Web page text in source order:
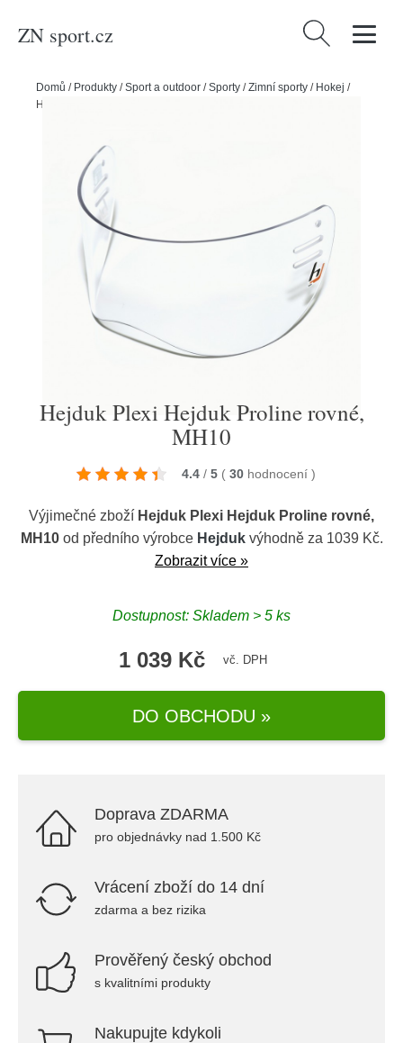
ZN sport.cz Vyhledávání
Domů / Produkty /Sport a outdoor /Sporty /Zimní sporty / Hokej /
Hejduk Plexi Hejduk Proline rovné, MH10
Hejduk Plexi Hejduk Proline rovné,
MH10
4.4 / 5 ( 30 hodnocení )
Výjimečné zboží Hejduk Plexi Hejduk Proline rovné,
MH10od předního výrobce Hejdukvýhodně za 1039 Kč.
Zobrazit více »
Dostupnost: Skladem > 5 ks
1 039 Kč vč. DPH
DO OBCHODU »
Doprava ZDARMA
pro objednávky nad 1.500 Kč
Vrácení zboží do 14 dní
zdarma a bez rizika
Prověřený český obchod
s kvalitními produkty
Nakupujte kdykoli